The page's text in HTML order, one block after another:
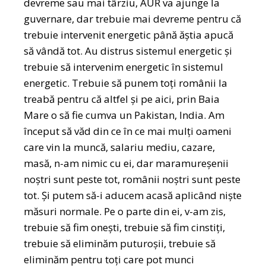
guvernare, dar trebuie mai devreme pentru că
trebuie intervenit energetic până ăștia apucă
să vândă tot. Au distrus sistemul energetic și
trebuie să intervenim energetic în sistemul
energetic. Trebuie să punem toți românii la
treabă pentru că altfel și pe aici, prin Baia
Mare o să fie cumva un Pakistan, India. Am
început să văd din ce în ce mai mulți oameni
care vin la muncă, salariu mediu, cazare,
masă, n-am nimic cu ei, dar maramureșenii
noștri sunt peste tot, românii noștri sunt peste
tot. Și putem să-i aducem acasă aplicând niște
măsuri normale. Pe o parte din ei, v-am zis,
trebuie să fim onești, trebuie să fim cinstiți,
trebuie să eliminăm puturoșii, trebuie să
eliminăm pentru toți care pot munci